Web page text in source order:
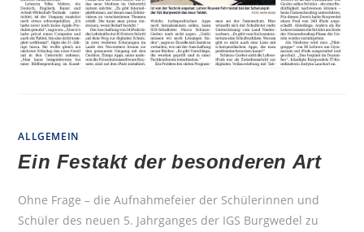
ALLGEMEIN
Ein Festakt der besonderen Art
Ohne Frage – die Aufnahmefeier der Schülerinnen und
Schüler des neuen 5. Jahrganges der IGS Burgwedel zu